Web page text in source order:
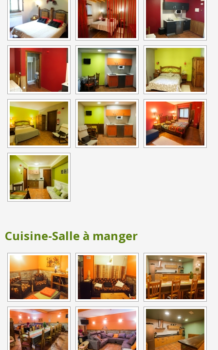
Cuisine-Salle à manger